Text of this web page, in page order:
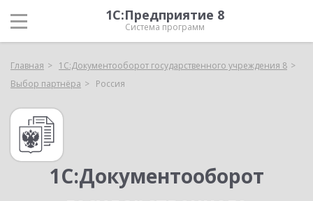
1С:Предприятие 8
Система программ
Главная
1С:Документооборот государственного учреждения 8
Выбор партнёра
Россия
1С:Документооборот